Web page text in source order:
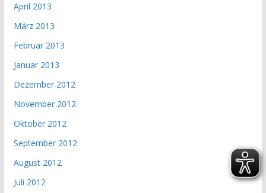
April 2013
März 2013
Februar 2013
Januar 2013
Dezember 2012
November 2012
Oktober 2012
September 2012
August 2012
Juli 2012